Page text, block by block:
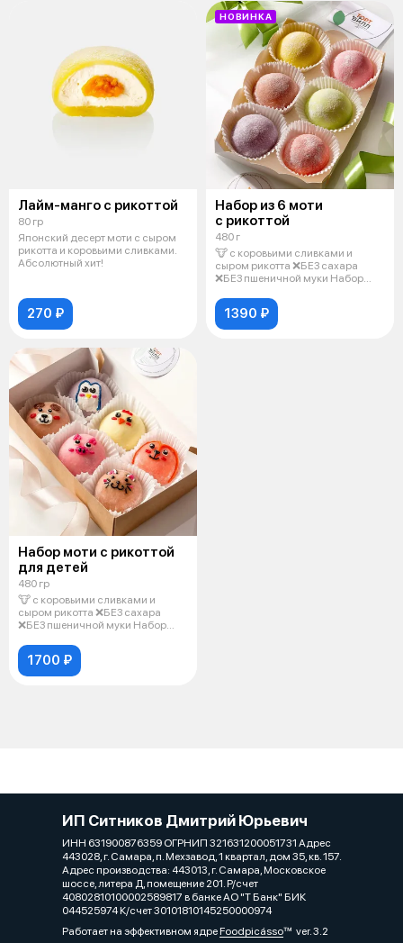
Лайм-манго с рикоттой
80 гр
Японский десерт моти с сыром
рикотта и коровьими сливками.
Абсолютный хит!
270 ₽
НОВИНКА
Набор из 6 моти
с рикоттой
480 г
🐮 с коровьими сливками и
сыром рикотта ❌БЕЗ сахара
❌БЕЗ пшеничной муки Набор
1390 ₽
Набор моти с рикоттой
для детей
480 гр
🐮 с коровьими сливками и
сыром рикотта ❌БЕЗ сахара
❌БЕЗ пшеничной муки Набор
1700 ₽
ИП Ситников Дмитрий Юрьевич
ИНН 631900876359 ОГРНИП 321631200051731 Адрес
443028, г. Самара, п. Мехзавод, 1 квартал, дом 35, кв. 157.
Адрес производства: 443013, г. Самара, Московское
шоссе, литера Д, помещение 201. Р/счет
40802810100002589817 в банке АО "Т Банк" БИК
044525974 К/счет 30101810145250000974
Работает на эффективном ядреFoodpicássover. 3.2